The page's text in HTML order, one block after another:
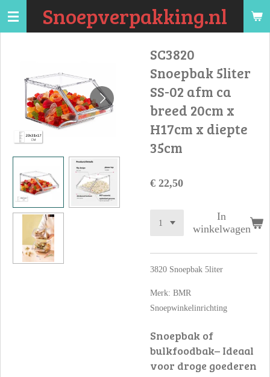
Ga
hoofdinhoud
Snoepverpakking.nl
SC3820
Snoepbak 5liter
SS-02 afm ca
breed 20cm x
H17cm x diepte
35cm
€ 22,50
In
winkelwagen
3820 Snoepbak 5liter
Merk: BMR
Snoepwinkelinrichting
Snoepbak of
bulkfoodbak– Ideaal
voor droge goederen